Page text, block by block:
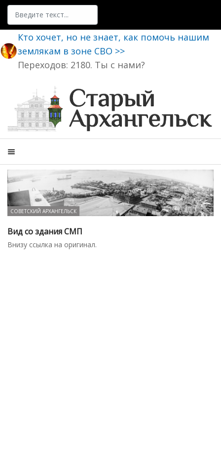
Поиск
Кто хочет, но не знает, как помочь нашим
землякам в зоне СВО >>
Переходов: 2180. Ты с нами?
СОВЕТСКИЙ АРХАНГЕЛЬСК
Вид со здания СМП
Внизу ссылка на оригинал.